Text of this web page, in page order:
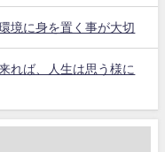
境に身を置く事が大切
れば、人生は思う様に